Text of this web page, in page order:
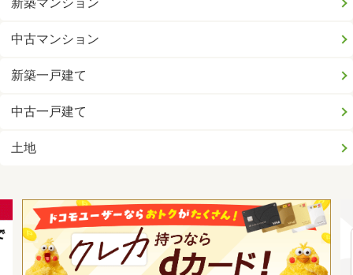
中古マンション
新築一戸建て
中古一戸建て
土地